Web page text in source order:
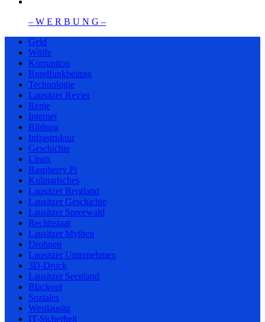
– W Ε R Β U Ν G –
Geld
Wölfe
Korruption
Rundfunkbeitrag
Technologie
Lausitzer Revier
Rente
Internet
Bildung
Infrastruktur
Geschichte
Linux
Raspberry Pi
Kulinarisches
Lausitzer Bergland
Lausitzer Geschichte
Lausitzer Spreewald
Rechtsstaat
Lausitzer Mythen
Drohnen
Lausitzer Unternehmen
3D-Druck
Lausitzer Seenland
Blackout
Soziales
Westlausitz
IT-Sicherheit